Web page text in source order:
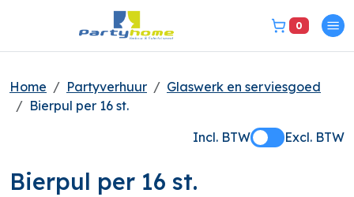
bel ons
0
Home Partyverhuur
Glaswerk en serviesgoed
Bierpul per 16 st.
Incl. BTW
Excl. BTW
Bierpul per 16 st.